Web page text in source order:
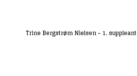
Trine Bergstrøm Nielsen – 1. suppleant